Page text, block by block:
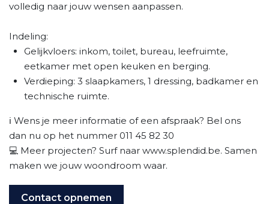
volledig naar jouw wensen aanpassen.
Indeling:
Gelijkvloers: inkom, toilet, bureau, leefruimte,
eetkamer met open keuken en berging.
Verdieping: 3 slaapkamers, 1 dressing, badkamer en
technische ruimte.
ℹ️ Wens je meer informatie of een afspraak? Bel ons
dan nu op het nummer 011 45 82 30
💻 Meer projecten? Surf naar www.splendid.be. Samen
maken we jouw woondroom waar.
Contact opnemen